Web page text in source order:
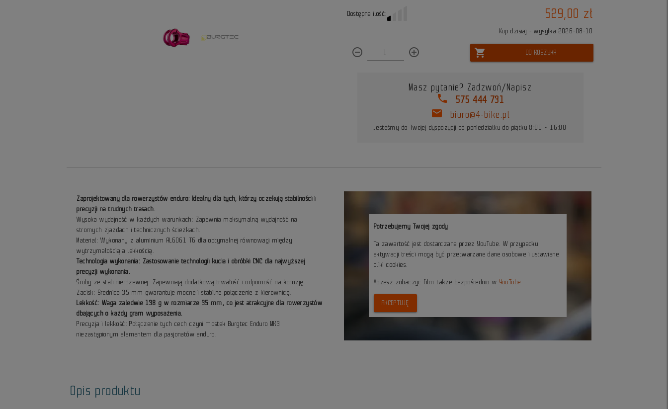
Dostępna ilość: 529,00 zł
Kup dzisiaj - wysyłka 2026-08-10
remove_circle_outline add_circle_outline shopping_cart DO KOSZYKA
Masz pytanie? Zadzwoń/Napisz
phone 575 444 731
mail biuro@4-bike.pl
Jesteśmy do Twojej dyspozycji od poniedziałku do piątku 8:00 - 16:00
Zaprojektowany dla rowerzystów enduro: Idealny dla tych, którzy oczekują stabilności i
precyzji na trudnych trasach.
Wysoka wydajność w każdych warunkach: Zapewnia maksymalną wydajność na
stromych zjazdach i technicznych ścieżkach.
Materiał: Wykonany z aluminium AL6061 T6 dla optymalnej równowagi między
wytrzymałością a lekkością.
Technologia wykonania: Zastosowanie technologii kucia i obróbki CNC dla najwyższej
precyzji wykonania.
Śruby ze stali nierdzewnej: Zapewniają dodatkową trwałość i odporność na korozję.
Zacisk: Średnica 35 mm gwarantuje mocne i stabilne połączenie z kierownicą.
Lekkość: Waga zaledwie 138 g w rozmiarze 35 mm, co jest atrakcyjne dla rowerzystów
dbających o każdy gram wyposażenia.
Precyzja i lekkość: Połączenie tych cech czyni mostek Burgtec Enduro MK3
niezastąpionym elementem dla pasjonatów enduro.
Potrzebujemy Twojej zgody
Ta zawartość jest dostarczana przez YouTube. W przypadku
aktywacji treści mogą być przetwarzane dane osobowe i ustawiane
pliki cookies.
Możesz zobaczyc film także bezpośrednio w YouTube
AKCEPTUJĘ
Opis produktu